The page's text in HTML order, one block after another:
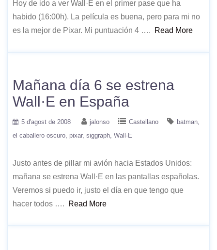
Hoy de ido a ver Wall·E en el primer pase que ha
habido (16:00h). La película es buena, pero para mi no
es la mejor de Pixar. Mi puntuación 4 ….
Read More
Mañana día 6 se estrena
Wall·E en España
5 d'agost de 2008 jalonso Castellano
batman
el caballero oscuro pixar siggraph Wall·E
Justo antes de pillar mi avión hacia Estados Unidos:
mañana se estrena Wall·E en las pantallas españolas.
Veremos si puedo ir, justo el día en que tengo que
hacer todos ….
Read More